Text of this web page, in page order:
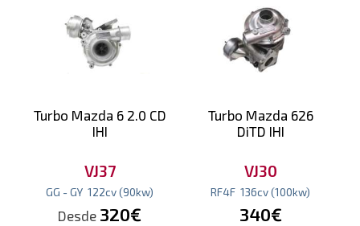
Turbo Mazda 6 2.0 CD
IHI
VJ37
GG - GY 122cv(90kw)
Desde 320€
Turbo Mazda 626
DiTD IHI
VJ30
RF4F 136cv(100kw)
340€